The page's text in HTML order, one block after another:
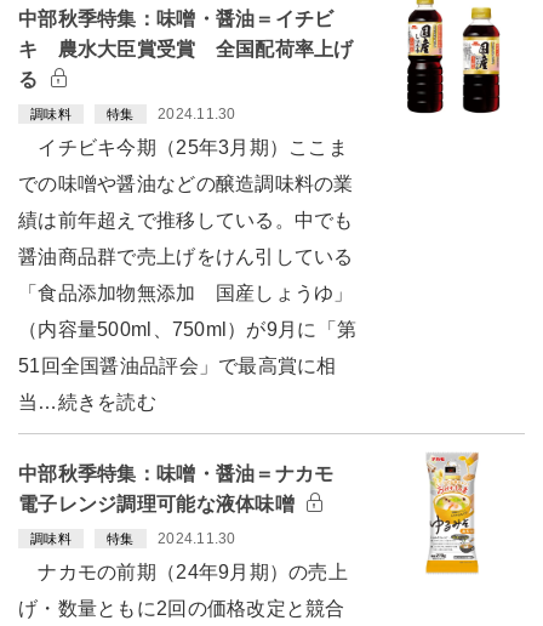
中部秋季特集：味噌・醤油＝イチビ
キ 農水大臣賞受賞 全国配荷率上げ
る
調味料 特集 2024.11.30
イチビキ今期（25年3月期）ここま
での味噌や醤油などの醸造調味料の業
績は前年超えで推移している。中でも
醤油商品群で売上げをけん引している
「食品添加物無添加 国産しょうゆ」
（内容量500ml、750ml）が9月に「第
51回全国醤油品評会」で最高賞に相
当…続きを読む
中部秋季特集：味噌・醤油＝ナカモ
電子レンジ調理可能な液体味噌
調味料 特集 2024.11.30
ナカモの前期（24年9月期）の売上
げ・数量ともに2回の価格改定と競合